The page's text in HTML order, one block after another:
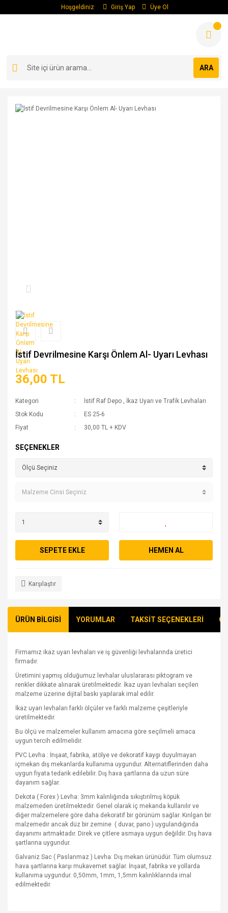
Hoşgeldiniz Giriş Yap Üye Ol
ARA
İstif Devrilmesine Karşı Önlem Al- Uyarı Levhası
36,00 TL
Kategori İstif Raf Depo , İkaz Uyarı ve Trafik Levhaları
Stok Kodu
ES 25-6
Fiyat
30,00 TL + KDV
SEÇENEKLER
SEPETE EKLE HEMEN AL
Karşılaştır
ÜRÜN BİLGİSİ YORUMLAR TAKSİT SEÇENEKLERİ
Firmamız ikaz uyarı levhaları ve iş güvenliği levhalarında üretici
firmadır.
Üretimini yapmış olduğumuz levhalar uluslararası piktogram ve
renkler dikkate alınarak üretilmektedir. İkaz uyarı levhaları seçilen
malzeme üzerine dijital baskı yapılarak imal edilir.
İkaz uyarı levhaları farklı ölçüler ve farklı malzeme çeşitleriyle
üretilmektedir.
Bu ölçü ve malzemeler kullanım amacına göre seçilmeli amaca
uygun tercih edilmelidir.
PVC Levha : İnşaat, fabrika, atölye ve dekoratif kaygı duyulmayan
içmekan dış mekanlarda kullanıma uygundur. Alternatiflerinden daha
uygun fiyata tedarik edilebilir. Dış hava şartlarına da uzun süre
dayanım sağlar.
Dekota ( Forex ) Levha: 3mm kalınlığında sıkıştırılmış köpük
malzemeden üretilmektedir. Genel olarak iç mekanda kullanılır ve
diğer malzemelere göre daha dekoratif bir görünüm sağlar. Kırılgan bir
malzemedir ancak düz bir zemine ( duvar, pano ) uygulandığında
dayanımı artmaktadır. Direk ve çitlere asmaya uygun değildir. Dış hava
şartlarına uygundur.
Galvaniz Sac ( Paslanmaz ) Levha: Dış mekan ürünüdür. Tüm olumsuz
hava şartlarına karşı mukavemet sağlar. İnşaat, fabrika ve yollarda
kullanıma uygundur. 0,50mm, 1mm, 1,5mm kalınlıklarında imal
edilmektedir.